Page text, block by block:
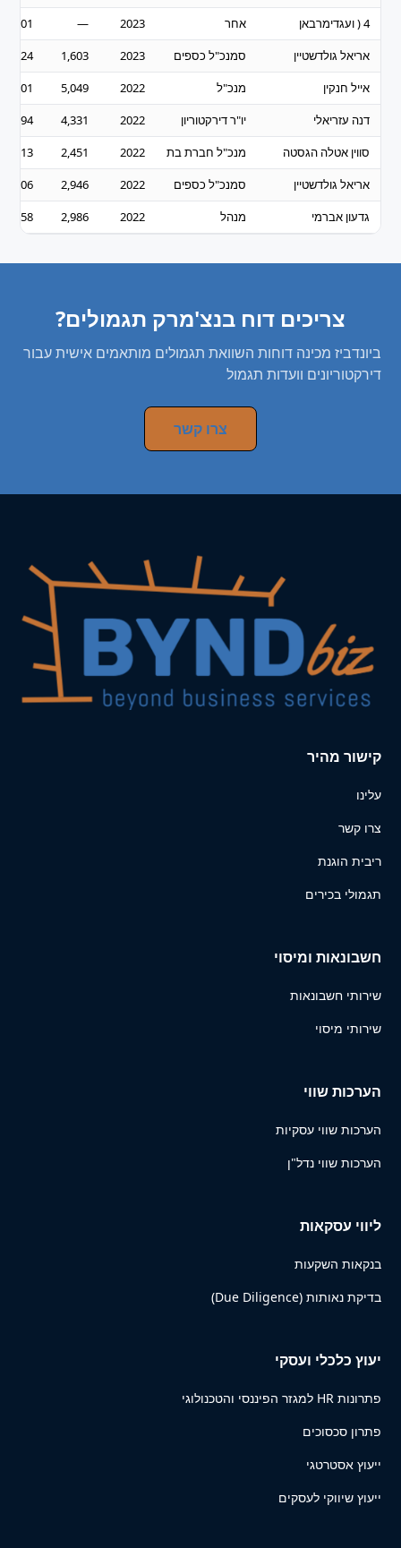
4 ( ועגדימרבאן
אחר 2023
—
1,001
אריאל גולדשטיין
סמנכ"ל כספים 2023
1,603
1,524
אייל חנקין
מנכ"ל 2022
5,049
3,501
דנה עזריאלי
יו"ר דירקטוריון 2022
4,331
3,294
סווין אטלה הגסטה
מנכ"ל חברת בת 2022
2,451
3,013
אריאל גולדשטיין
סמנכ"ל כספים 2022
2,946
1,306
גדעון אברמי
מנהל 2022
2,986
858
צריכים דוח בנצ'מרק תגמולים?
ביונדביז מכינה דוחות השוואת תגמולים מותאמים אישית עבור
דירקטוריונים וועדות תגמול
צרו קשר
קישור מהיר
עלינו
צרו קשר
ריבית הוגנת
תגמולי בכירים
חשבונאות ומיסוי
שירותי חשבונאות
שירותי מיסוי
הערכות שווי
הערכות שווי עסקיות
הערכות שווי נדל"ן
ליווי עסקאות
בנקאות השקעות
בדיקת נאותות (Due Diligence)
יעוץ כלכלי ועסקי
פתרונות HR למגזר הפיננסי והטכנולוגי
פתרון סכסוכים
ייעוץ אסטרטגי
ייעוץ שיווקי לעסקים